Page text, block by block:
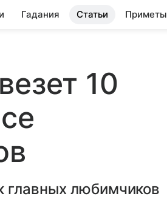
Гадания Статьи Приметы
10
главных любимчиков